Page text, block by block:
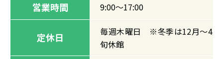
営業時間 9:00～17:00
定休日
毎週木曜日 ※冬季は12月～4月
旬休館